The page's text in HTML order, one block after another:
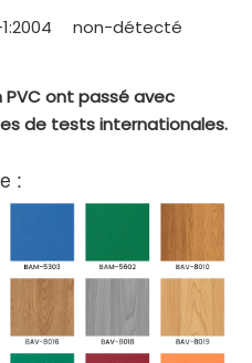
non-détecté
PVC ont passé avec
de tests internationales.
: